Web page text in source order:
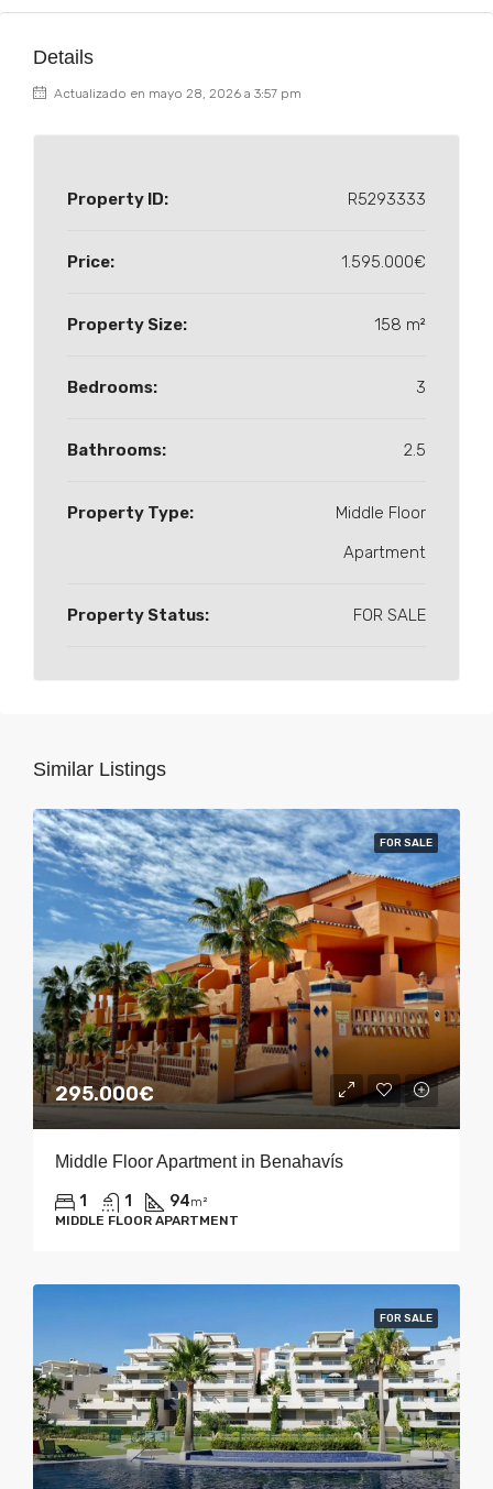
Details
Actualizado en mayo 28, 2026 a 3:57 pm
Property ID: R5293333
Price: 1.595.000€
Property Size: 158 m²
Bedrooms: 3
Bathrooms: 2.5
Property Type:
Middle Floor
Apartment
Property Status: FOR SALE
Similar Listings
FOR SALE
295.000€
Middle Floor Apartment in Benahavís
1 1 94m²
MIDDLE FLOOR APARTMENT
FOR SALE